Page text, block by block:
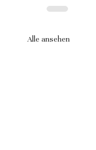
Alle ansehen